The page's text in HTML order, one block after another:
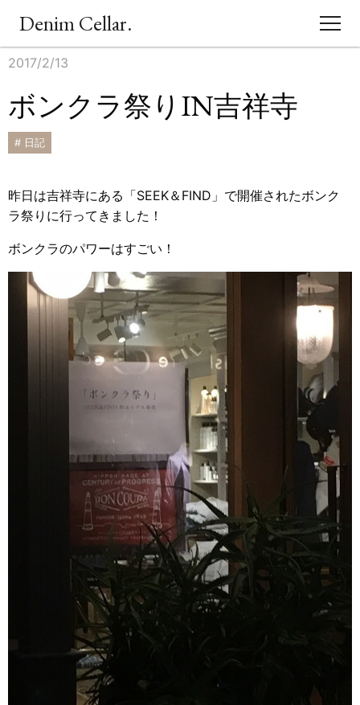
Denim Cellar.
CONCEPT
EVENT
ACCESS
SHOPPING
2017/2/13
ボンクラ祭りIN吉祥寺
# 日記
昨日は吉祥寺にある「SEEK＆FIND」で開催されたボンク
ラ祭りに行ってきました！
ボンクラのパワーはすごい！